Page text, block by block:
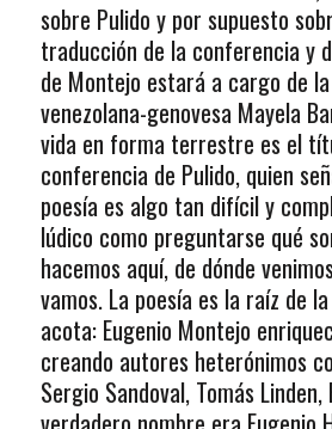
sobre Pulido y por supuesto
traducción de la conferencia y
de Montejo estará a cargo de
venezolana-genovesa Mayela
vida en forma terrestre es el
conferencia de Pulido, quien
poesía es algo tan difícil y
lúdico como preguntarse qué
hacemos aquí, de dónde
vamos. La poesía es la raíz de
acota: Eugenio Montejo
creando autores heterónimos
Sergio Sandoval, Tomás Linden,